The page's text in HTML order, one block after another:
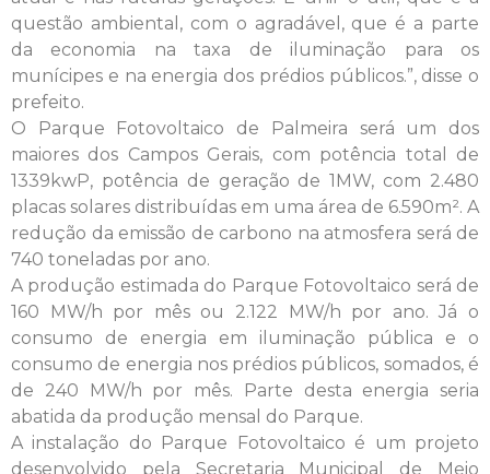
questão ambiental, com o agradável, que é a parte
da economia na taxa de iluminação para os
munícipes e na energia dos prédios públicos.”, disse o
prefeito.
O Parque Fotovoltaico de Palmeira será um dos
maiores dos Campos Gerais, com potência total de
1339kwP, potência de geração de 1MW, com 2.480
placas solares distribuídas em uma área de 6.590m². A
redução da emissão de carbono na atmosfera será de
740 toneladas por ano.
A produção estimada do Parque Fotovoltaico será de
160 MW/h por mês ou 2.122 MW/h por ano. Já o
consumo de energia em iluminação pública e o
consumo de energia nos prédios públicos, somados, é
de 240 MW/h por mês. Parte desta energia seria
abatida da produção mensal do Parque.
A instalação do Parque Fotovoltaico é um projeto
desenvolvido pela Secretaria Municipal de Meio